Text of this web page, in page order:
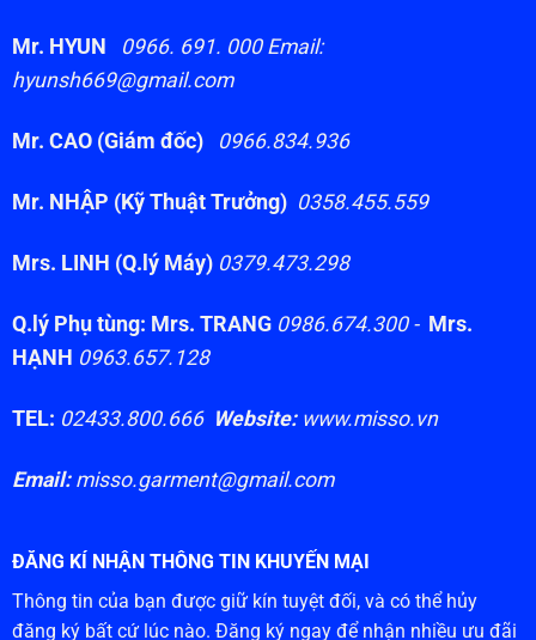
Mr. HYUN
0966. 691. 000 Email:
hyunsh669@gmail.com
Mr. CAO (Giám đốc) 0966.834.936
Mr. NHẬP (Kỹ Thuật Trưởng) 0358.455.559
Mrs. LINH (Q.lý Máy) 0379.473.298
Q.lý Phụ tùng: Mrs. TRANG 0986.674.300 - Mrs.
HẠNH 0963.657.128
TEL: 02433.800.666 Website:www.misso.vn
Email:misso.garment@gmail.com
ĐĂNG KÍ NHẬN THÔNG TIN KHUYẾN MẠI
Thông tin của bạn được giữ kín tuyệt đối, và có thể hủy
đăng ký bất cứ lúc nào. Đăng ký ngay để nhận nhiều ưu đãi